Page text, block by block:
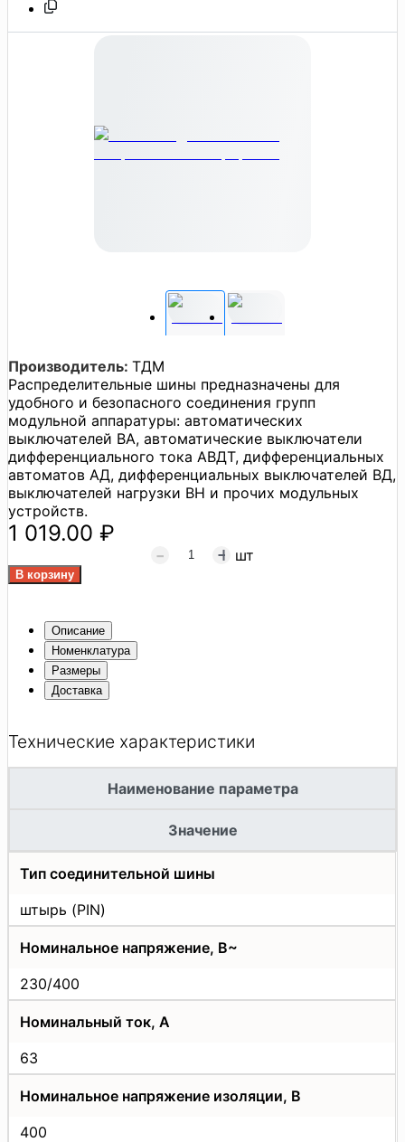
Производитель: ТДМ
Распределительные шины предназначены для
удобного и безопасного соединения групп
модульной аппаратуры: автоматических
выключателей ВА, автоматические выключатели
дифференциального тока АВДТ, дифференциальных
автоматов АД, дифференциальных выключателей ВД,
выключателей нагрузки ВН и прочих модульных
устройств.
1 019.00 ₽
шт
Описание
Номенклатура
Размеры
Доставка
Технические характеристики
Наименование параметра
Значение
Тип соединительной шины
штырь (PIN)
Номинальное напряжение, В~
230/400
Номинальный ток, А
63
Номинальное напряжение изоляции, В
400